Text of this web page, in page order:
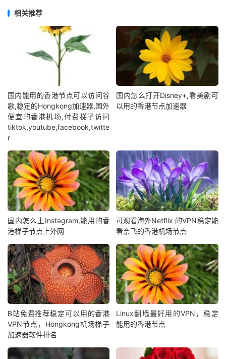
相关推荐
国内能用的香港节点可以访问谷
歌,稳定的Hongkong加速器,国外
便宜的香港机场,付费梯子访问
tiktok,youtube,facebook,twitte
r
国内怎么打开Disney+,看美剧可
以用的香港节点加速器
国内怎么上Instagram,能用的香
港梯子节点上外网
可观看海外Netflix 的VPN稳定能
看奈飞的香港机场节点
B站免费推荐稳定可以用的香港
VPN节点，Hongkong机场梯子
加速器软件排名
Linux翻墙最好用的VPN，稳定
能用的香港节点